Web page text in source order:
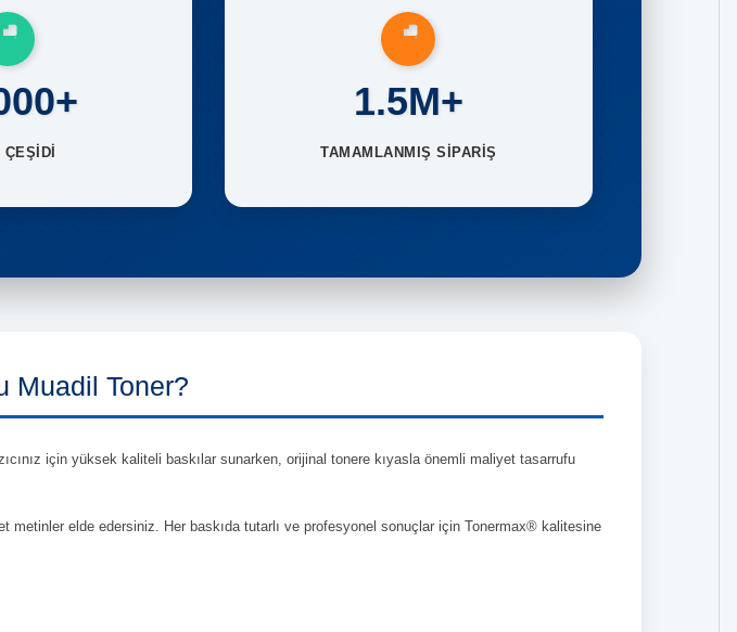
ÇEŞİDİ
1.5M+
TAMAMLANMIŞ SİPARİŞ
Muadil Toner?
için yüksek kaliteli baskılar sunarken, orijinal tonere kıyasla önemli maliyet tasarrufu
metinler elde edersiniz. Her baskıda tutarlı ve profesyonel sonuçlar için Tonermax® kalitesine